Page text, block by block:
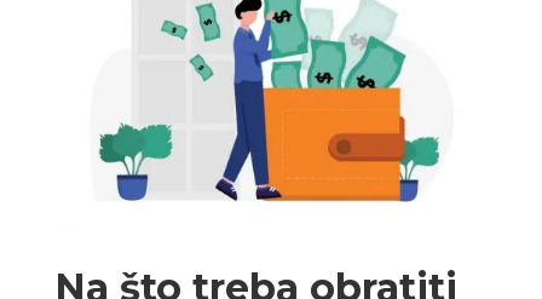
Na što treba obratiti